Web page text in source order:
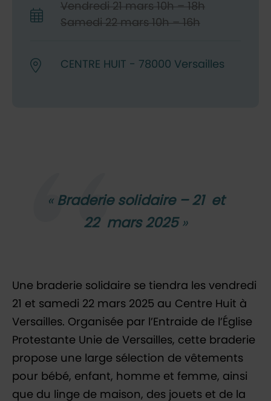
Vendredi 21 mars 10h – 18h
Samedi 22 mars 10h – 16h
CENTRE HUIT - 78000 Versailles
Braderie solidaire – 21 et
22 mars 2025
Une braderie solidaire se tiendra les vendredi
21 et samedi 22 mars 2025 au Centre Huit à
Versailles. Organisée par l’Entraide de l’Église
Protestante Unie de Versailles, cette braderie
propose une large sélection de vêtements
pour bébé, enfant, homme et femme, ainsi
que du linge de maison, des jouets et de la